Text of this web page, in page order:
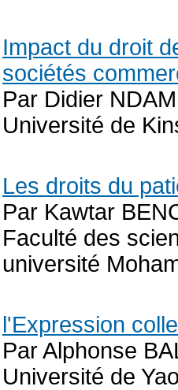
Impact du droit
sociétés
Par Didier
Université de
Les droits du
Par Kawtar
Faculté des
université
l'Expression
Par Alphonse
Université de